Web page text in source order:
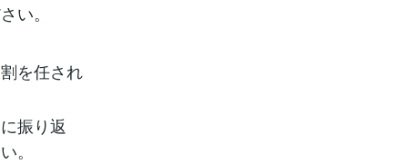
い。
を任され
振り返
。